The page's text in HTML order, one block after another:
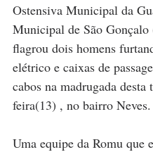
Ostensiva Municipal da
Municipal de São Gonçalo
flagrou dois homens
elétrico e caixas de
cabos na madrugada desta
feira(13) , no bairro Neves.
Uma equipe da Romu que